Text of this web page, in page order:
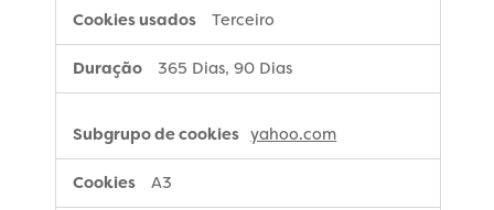
Terceiro
365 Dias, 90 Dias
yahoo.com
A3